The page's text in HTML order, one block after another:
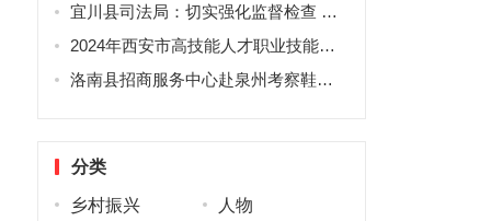
宜川县司法局：切实强化监督检查 提升社区矫正工作质量
2024年西安市高技能人才职业技能竞赛眼镜验光员赛项、口腔修复体制作工赛项预赛在西安高新技师学院举行
洛南县招商服务中心赴泉州考察鞋材碳纤维复合材料生产项目
分类
乡村振兴 人物